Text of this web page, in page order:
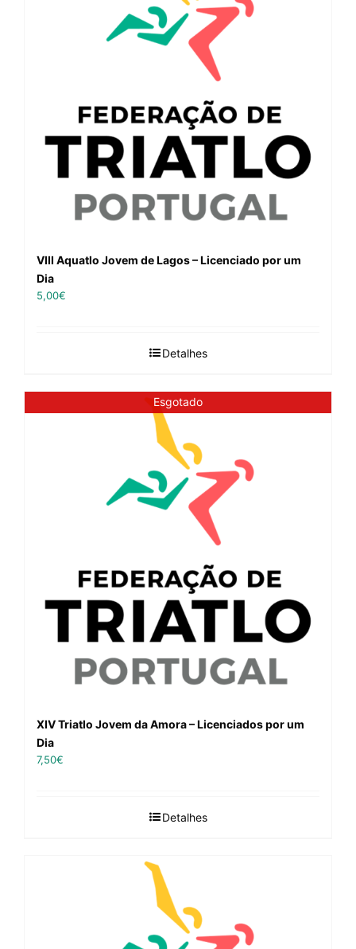
VIII Aquatlo Jovem de Lagos – Licenciado por um
Dia
5,00€
Detalhes
Esgotado
XIV Triatlo Jovem da Amora – Licenciados por um
Dia
7,50€
Detalhes